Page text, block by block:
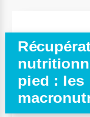
pied : les